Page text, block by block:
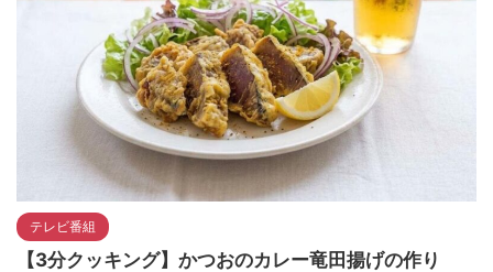
テレビ番組
【3分クッキング】かつおのカレー竜田揚げの作り